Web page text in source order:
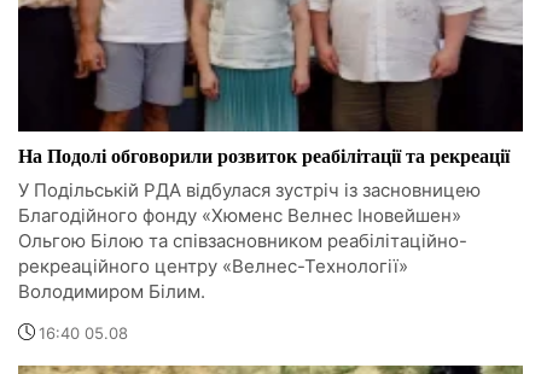
На Подолі обговорили розвиток реабілітації та рекреації
У Подільській РДА відбулася зустріч із засновницею
Благодійного фонду «Хюменс Велнес Іновейшен»
Ольгою Білою та співзасновником реабілітаційно-
рекреаційного центру «Велнес-Технології»
Володимиром Білим.
16:40 05.08